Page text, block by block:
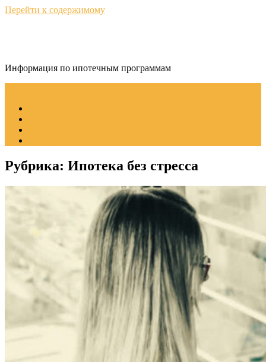
Перейти к содержимому
Информация по ипотечным программам
Рубрика: Ипотека без стресса